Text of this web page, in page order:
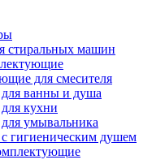
стиральных машин
для смесителя
ванны и душа
кухни
умывальника
гигиеническим душем